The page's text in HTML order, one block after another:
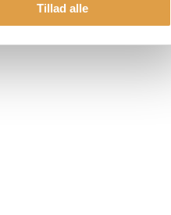
Tillad alle